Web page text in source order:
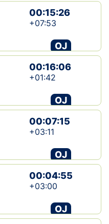
00:15:26
+07:53
OJ
00:16:06
+01:42
OJ
00:07:15
+03:11
OJ
00:04:55
+03:00
OJ